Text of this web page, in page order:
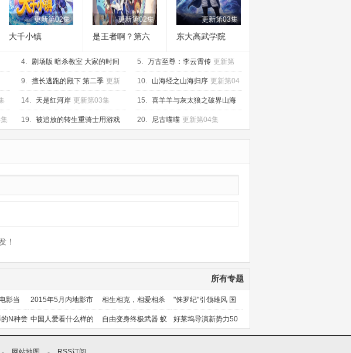
更新第02集
大千小镇
更新第02集
是王者啊？第六
更新第03集
东大高武学院
4. 剧场版 暗杀教室 大家的时间
更新第01集
5. 万古至尊：李云霄传 更新第
05集
9. 擅长逃跑的殿下 第二季 更新
第02集
10. 山海经之山海归序 更新第04
集
14. 天是红河岸 更新第03集 15. 喜羊羊与灰太狼之破界山海
诀 更新第60集
19. 被追放的转生重骑士用游戏
知识开无双 更新第04集
20. 尼古喵喵 更新第04集
！
所有专题
影当 2015年5月内地影市
前瞻
相生相克，相爱相杀 "侏罗纪"引领雄风 国
产片下旬逆袭
N种尝 中国人爱看什么样的
喜剧？
自由变身终极武器 蚁
人能力使用者大盘点
好莱坞导演新势力50
人上篇